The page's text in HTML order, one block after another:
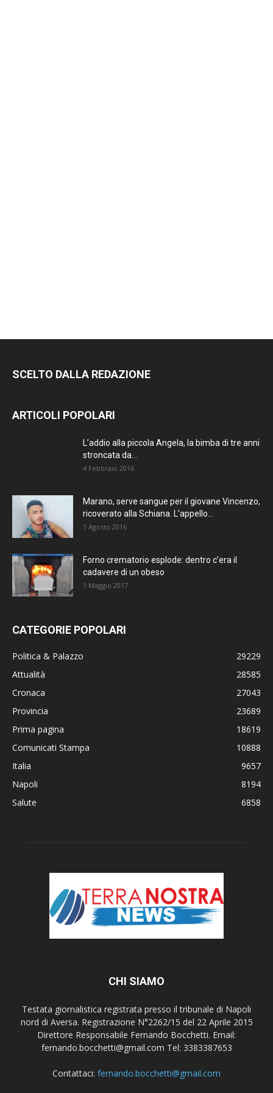
SCELTO DALLA REDAZIONE
ARTICOLI POPOLARI
L’addio alla piccola Angela, la bimba di tre anni
stroncata da...
4 Febbraio 2016
Marano, serve sangue per il giovane Vincenzo,
ricoverato alla Schiana. L’appello...
1 Agosto 2016
Forno crematorio esplode: dentro c’era il
cadavere di un obeso
1 Maggio 2017
CATEGORIE POPOLARI
Politica & Palazzo
29229
Attualità
28585
Cronaca
27043
Provincia
23689
Prima pagina
18619
Comunicati Stampa
10888
Italia
9657
Napoli
8194
Salute
6858
CHI SIAMO
Testata giornalistica registrata presso il tribunale di Napoli
nord di Aversa. Registrazione N°2262/15 del 22 Aprile 2015
Direttore Responsabile Fernando Bocchetti. Email:
fernando.bocchetti@gmail.com Tel: 3383387653
Contattaci: fernando.bocchetti@gmail.com